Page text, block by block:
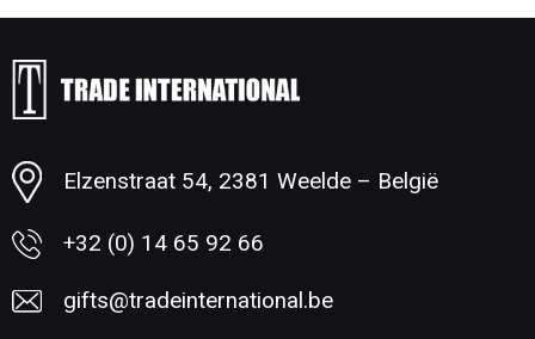
Minimale afname: 1
Elzenstraat 54, 2381 Weelde – België
+32 (0) 14 65 92 66
gifts@tradeinternational.be